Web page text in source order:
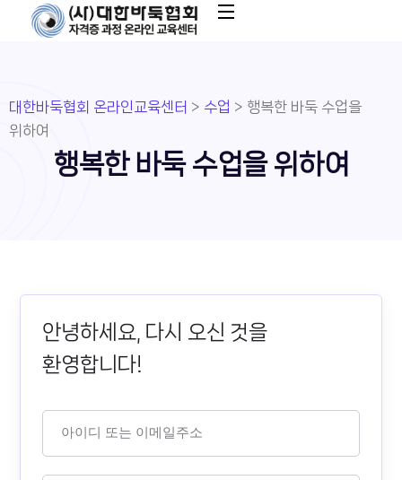
대한바둑협회 온라인교육센터 > 수업 > 행복한 바둑 수업을
위하여
행복한 바둑 수업을 위하여
안녕하세요, 다시 오신 것을
환영합니다!